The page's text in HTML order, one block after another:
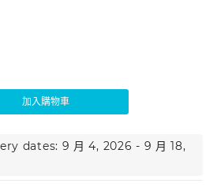
加入購物車
dates: 9 月 4, 2026 - 9 月 18,